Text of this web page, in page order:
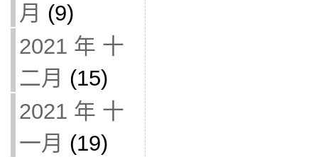
月 (9)
2021 年 十
二月 (15)
2021 年 十
一月 (19)